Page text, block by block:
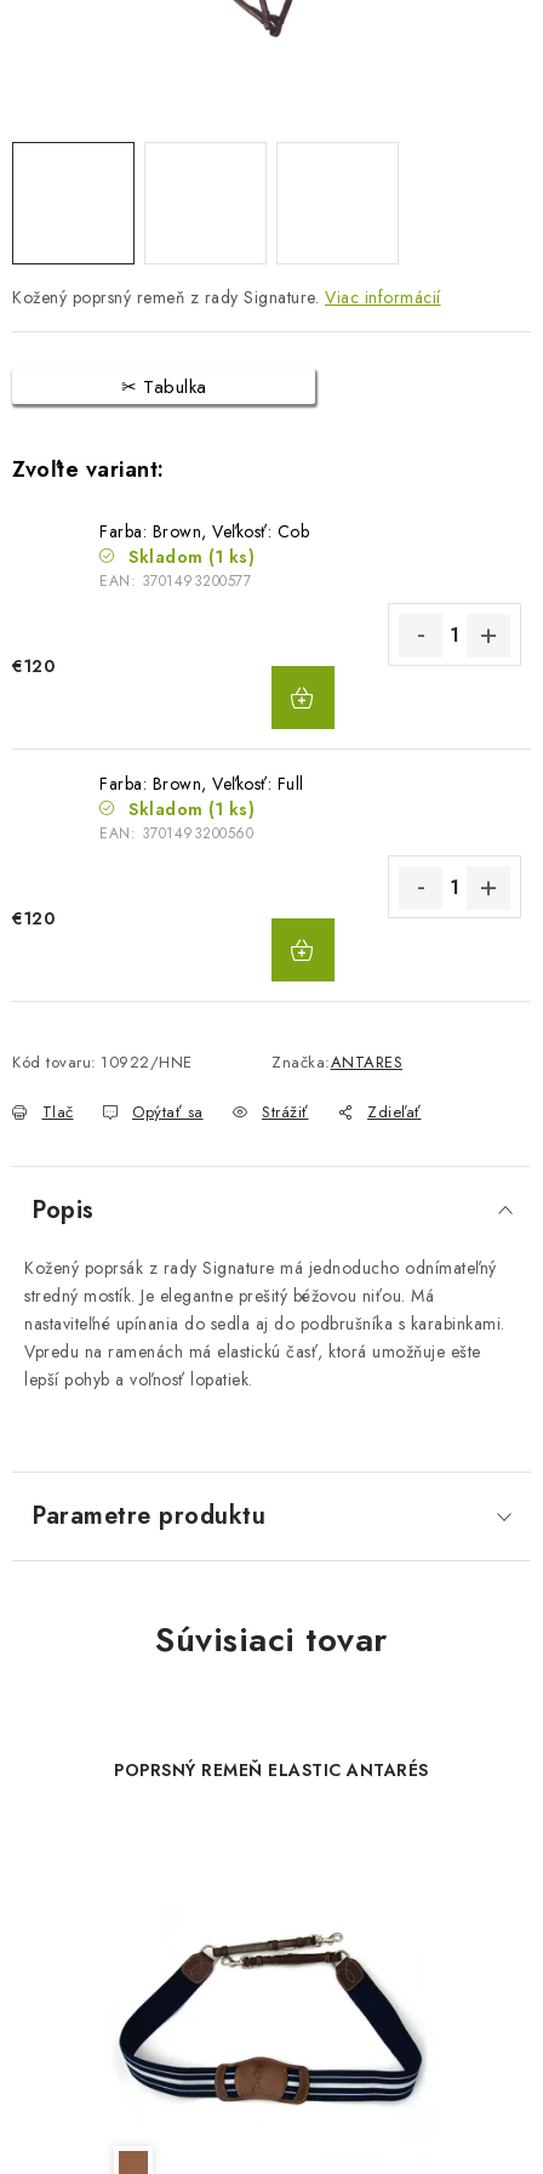
Obchodné podmienky
Dodacie podmienky
Podmienky ochrany osobných údajov
Napíšte nám
Kožený poprsný remeň z rady Signature. Viac informácií
Tabulka
Farba: Brown, Veľkosť: Cob
Skladom (1 ks)
EAN: 3701493200577
€120
Farba: Brown, Veľkosť: Full
Skladom (1 ks)
EAN: 3701493200560
€120
Kód tovaru: 10922/HNE Značka:ANTARES
Tlač Opýtať sa Strážiť Zdieľať
Popis
Kožený poprsák z rady Signature má jednoducho odnímateľný
stredný mostík. Je elegantne prešitý béžovou niťou. Má
nastaviteľné upínania do sedla aj do podbrušníka s karabinkami.
Vpredu na ramenách má elastickú časť, ktorá umožňuje ešte
lepší pohyb a voľnosť lopatiek.
Parametre produktu
Súvisiaci tovar
POPRSNÝ REMEŇ ELASTIC ANTARÉS